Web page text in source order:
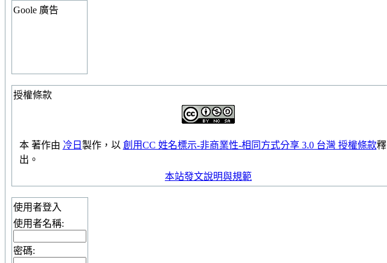
Goole 廣告
授權條款
本 著作由 冷日 製作，以 創用CC 姓名標示-非商業性-相同方式分享 3.0 台灣 授權條款釋
出。
本站發文說明與規範
使用者登入
使用者名稱:
密碼: